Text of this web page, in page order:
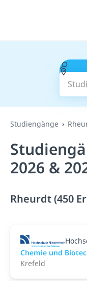
Studiengänge
2026 &
Rheurdt (450
Chemie und
Krefeld